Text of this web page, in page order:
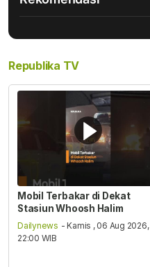
Republika TV
Mobil Terbakar di Dekat
Stasiun Whoosh Halim
Dailynews - Kamis , 06 Aug 2026,
22:00 WIB